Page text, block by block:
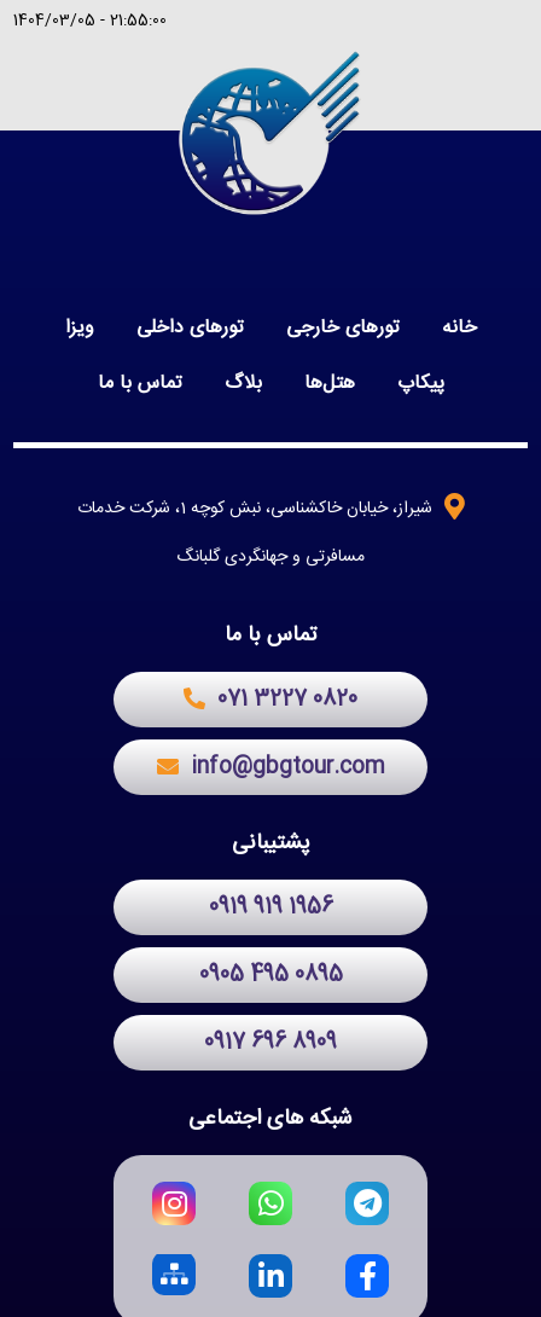
1404/03/05 - 21:55:00
خانه تورهای خارجی تورهای داخلی
ویزا
پیکاپ
هتل‌ها بلاگ تماس با ما
شیراز، خیابان خاکشناسی، نبش کوچه 1، شرکت خدمات
مسافرتی و جهانگردی گلبانگ
تماس با ما
071 3227 0820
info@gbgtour.com
پشتیبانی
0919 919 1956
0905 495 0895
0917 696 8909
شبکه های اجتماعی